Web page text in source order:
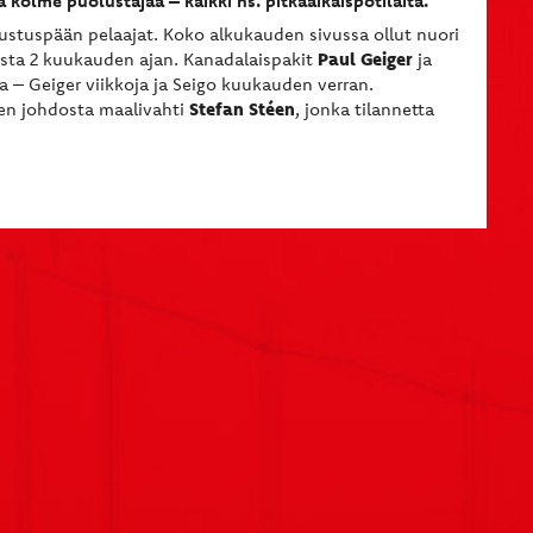
pelaajat. Koko alkukauden sivussa ollut nuori
2 kuukauden ajan. Kanadalaispakit Paul Geiger ja
Geiger viikkoja ja Seigo kuukauden verran.
johdosta maalivahti Stefan Stéen, jonka tilannetta